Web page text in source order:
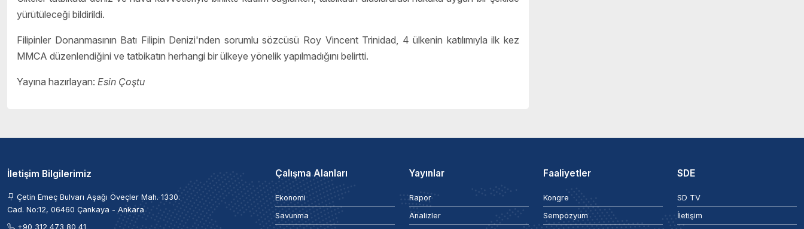
yürütüleceği bildirildi.
Filipinler Donanmasının Batı Filipin Denizi'nden sorumlu sözcüsü Roy Vincent Trinidad, 4 ülkenin katılımıyla ilk kez
MMCA düzenlendiğini ve tatbikatın herhangi bir ülkeye yönelik yapılmadığını belirtti.
Yayına hazırlayan: Esin Çoştu
İletişim Bilgilerimiz
Çetin Emeç Bulvarı Aşağı Öveçler Mah. 1330.
Cad. No:12, 06460 Çankaya - Ankara
+90 312 473 80 41
Çalışma Alanları
Ekonomi
Savunma
Yayınlar
Rapor
Analizler
Faaliyetler
Kongre
Sempozyum
SDE
SD TV
İletişim